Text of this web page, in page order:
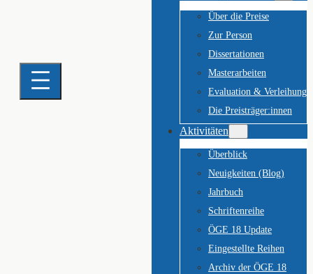
Über die Preise
Zur Person
Dissertationen
Masterarbeiten
Evaluation & Verleihung
Die Preisträger:innen
Aktivitäten
Überblick
Neuigkeiten (Blog)
Jahrbuch
Schriftenreihe
ÖGE 18 Update
Eingestellte Reihen
Archiv der ÖGE 18